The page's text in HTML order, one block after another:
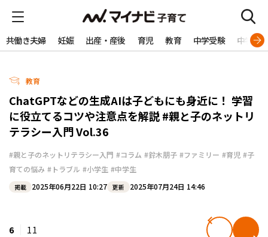
共働き夫婦 妊娠 出産・産後 育児 教育 中学受験 中学生
教育
ChatGPTなどの生成AIは子どもにも身近に！ 学習
に役立てるコツや注意点を解説 #親と子のネットリ
テラシー入門 Vol.36
#親と子のネットリテラシー入門 #コラム #鈴木朋子 #ファミリー #育児 #子
育ての悩み #トラブル #小学生 #中学生
掲載 2025年06月22日 10:27 更新 2025年07月24日 14:46
6 11